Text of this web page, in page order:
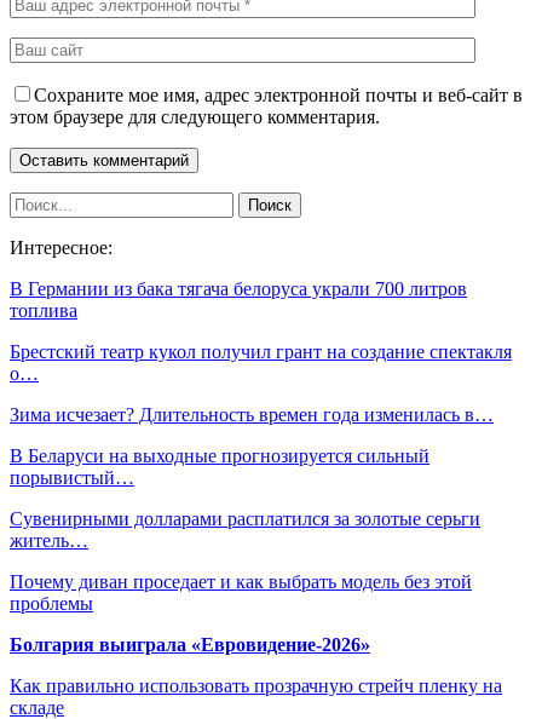
Сохраните мое имя, адрес электронной почты и веб-сайт в
этом браузере для следующего комментария.
Интересное:
В Германии из бака тягача белоруса украли 700 литров
топлива
Брестский театр кукол получил грант на создание спектакля
о…
Зима исчезает? Длительность времен года изменилась в…
В Беларуси на выходные прогнозируется сильный
порывистый…
Сувенирными долларами расплатился за золотые серьги
житель…
Почему диван проседает и как выбрать модель без этой
проблемы
Болгария выиграла «Евровидение-2026»
Как правильно использовать прозрачную стрейч пленку на
складе